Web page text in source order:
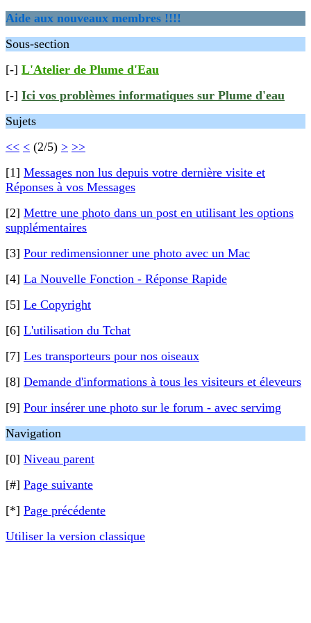
Aide aux nouveaux membres !!!!
Sous-section
[-] L'Atelier de Plume d'Eau
[-] Ici vos problèmes informatiques sur Plume d'eau
Sujets
<< < (2/5) > >>
[1] Messages non lus depuis votre dernière visite et
Réponses à vos Messages
[2] Mettre une photo dans un post en utilisant les options
supplémentaires
[3] Pour redimensionner une photo avec un Mac
[4] La Nouvelle Fonction - Réponse Rapide
[5] Le Copyright
[6] L'utilisation du Tchat
[7] Les transporteurs pour nos oiseaux
[8] Demande d'informations à tous les visiteurs et éleveurs
[9] Pour insérer une photo sur le forum - avec servimg
Navigation
[0] Niveau parent
[#] Page suivante
[*] Page précédente
Utiliser la version classique